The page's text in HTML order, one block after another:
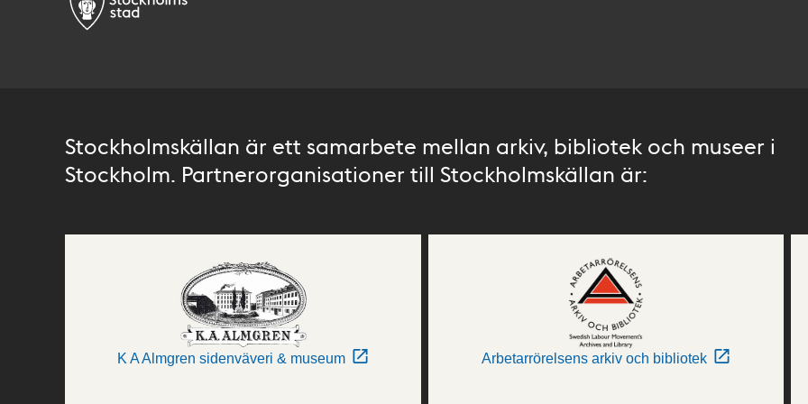
Stockholmskällan är ett samarbete mellan arkiv, bibliotek och museer i
Stockholm. Partnerorganisationer till Stockholmskällan är:
K A Almgren sidenväveri & museum Arbetarrörelsens arkiv och bibliotek